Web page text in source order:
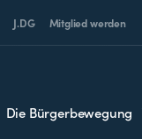
J.DG Mitglied werden
Die Bürgerbewegung